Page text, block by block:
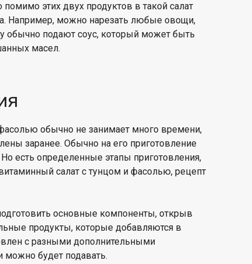
этих двух продуктов в такой салат
Например, можно нарезать любые овощи,
обычно подают соус, который может быть
масел.
обычно не занимает много времени,
заранее. Обычно на его приготовление
есть определенные этапы приготовления,
салат с тунцом и фасолью, рецепт
основные компоненты, открыв
продукты, которые добавляются в
с разными дополнительными
можно будет подавать.